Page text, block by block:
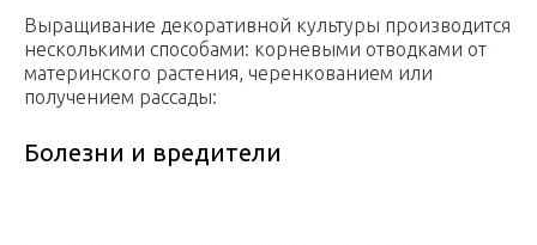
Выращивание декоративной культуры производится
несколькими способами: корневыми отводками от
материнского растения, черенкованием или
получением рассады:
Болезни и вредители